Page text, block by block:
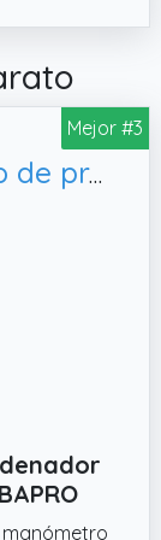
Mejor #3
SCUBAPRO – Manómetro de profundidad y
manómetro